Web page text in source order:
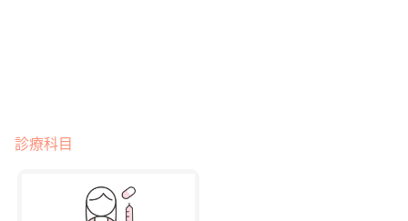
診療科目